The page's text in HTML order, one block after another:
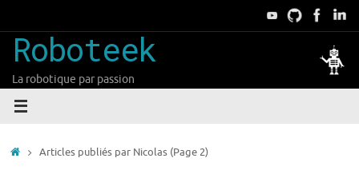
au
contenu
Roboteek
La robotique par passion
Accueil
Articles publiés par Nicolas (Page 2)